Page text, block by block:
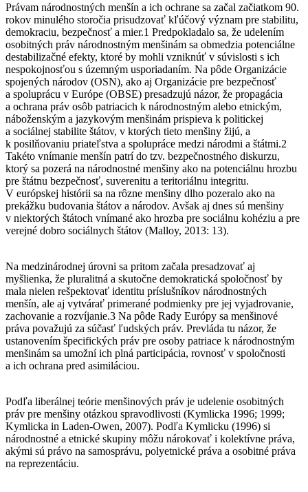
Právam národnostných menšín a ich ochrane sa začal začiatkom 90.
rokov minulého storočia prisudzovať kľúčový význam pre stabilitu,
demokraciu, bezpečnosť a mier.1 Predpokladalo sa, že udelením
osobitných práv národnostným menšinám sa obmedzia potenciálne
destabilizačné efekty, ktoré by mohli vzniknúť v súvislosti s ich
nespokojnosťou s územným usporiadaním. Na pôde Organizácie
spojených národov (OSN), ako aj Organizácie pre bezpečnosť
a spoluprácu v Európe (OBSE) presadzujú názor, že propagácia
a ochrana práv osôb patriacich k národnostným alebo etnickým,
náboženským a jazykovým menšinám prispieva k politickej
a sociálnej stabilite štátov, v ktorých tieto menšiny žijú, a
k posilňovaniu priateľstva a spolupráce medzi národmi a štátmi.2
Takéto vnímanie menšín patrí do tzv. bezpečnostného diskurzu,
ktorý sa pozerá na národnostné menšiny ako na potenciálnu hrozbu
pre štátnu bezpečnosť, suverenitu a teritoriálnu integritu.
V európskej histórii sa na rôzne menšiny dlho pozeralo ako na
prekážku budovania štátov a národov. Avšak aj dnes sú menšiny
v niektorých štátoch vnímané ako hrozba pre sociálnu kohéziu a pre
verejné dobro sociálnych štátov (Malloy, 2013: 13).
Na medzinárodnej úrovni sa pritom začala presadzovať aj
myšlienka, že pluralitná a skutočne demokratická spoločnosť by
mala nielen rešpektovať identitu príslušníkov národnostných
menšín, ale aj vytvárať primerané podmienky pre jej vyjadrovanie,
zachovanie a rozvíjanie.3 Na pôde Rady Európy sa menšinové
práva považujú za súčasť ľudských práv. Prevláda tu názor, že
ustanovením špecifických práv pre osoby patriace k národnostným
menšinám sa umožní ich plná participácia, rovnosť v spoločnosti
a ich ochrana pred asimiláciou.
Podľa liberálnej teórie menšinových práv je udelenie osobitných
práv pre menšiny otázkou spravodlivosti (Kymlicka 1996; 1999;
Kymlicka in Laden-Owen, 2007). Podľa Kymlicku (1996) si
národnostné a etnické skupiny môžu nárokovať i kolektívne práva,
akými sú právo na samosprávu, polyetnické práva a osobitné práva
na reprezentáciu.